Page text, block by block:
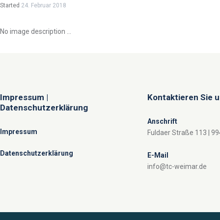
Started 24. Februar 2018
No image description ...
Impressum |
Datenschutzerklärung
Impressum
Datenschutzerklärung
Kontaktieren Sie
Anschrift
Fuldaer Straße 113 |
E-Mail
info@tc-weimar.de